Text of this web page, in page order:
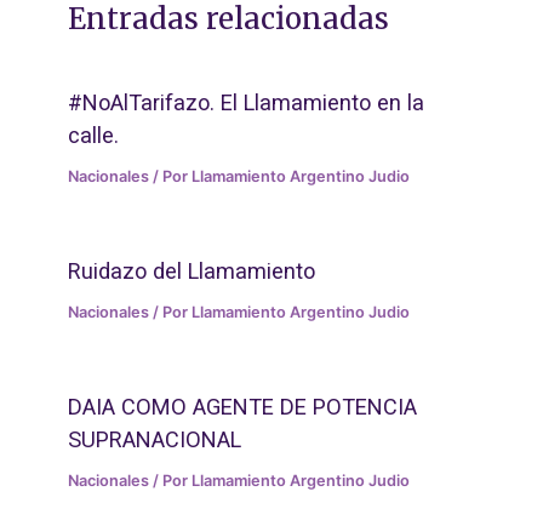
Entradas relacionadas
#NoAlTarifazo. El Llamamiento en la
calle.
Nacionales / Por Llamamiento Argentino Judio
Ruidazo del Llamamiento
Nacionales / Por Llamamiento Argentino Judio
DAIA COMO AGENTE DE POTENCIA
SUPRANACIONAL
Nacionales / Por Llamamiento Argentino Judio